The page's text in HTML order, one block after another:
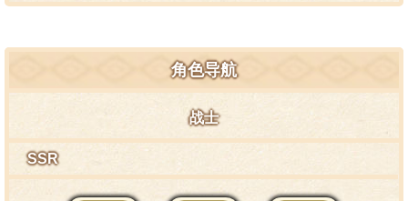
助，我大部分的发明都是在晚上完成的。
……唔，请不要这样，很痒的。
角色导航
战士
SSR